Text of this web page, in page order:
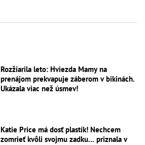
Rozžiarila leto: Hviezda Mamy na
prenájom prekvapuje záberom v bikinách.
Ukázala viac než úsmev!
Katie Price má dosť plastík! Nechcem
zomrieť kvôli svojmu zadku... priznala v